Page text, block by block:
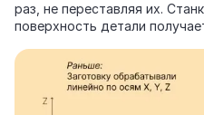
раз, не переставляя их.
поверхность детали